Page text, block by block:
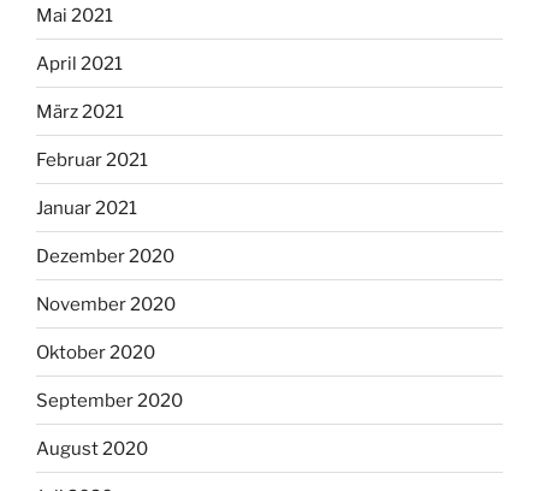
Mai 2021
April 2021
März 2021
Februar 2021
Januar 2021
Dezember 2020
November 2020
Oktober 2020
September 2020
August 2020